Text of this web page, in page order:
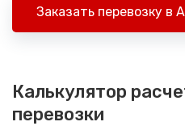
Заказать перевозку в
Калькулятор
перевозки